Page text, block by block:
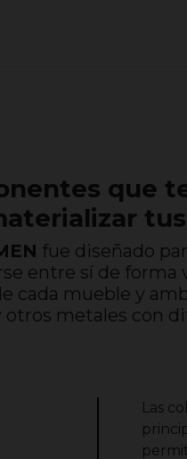
que
fue diseñado
entre sí de forma
cada mueble y
metales con
Las